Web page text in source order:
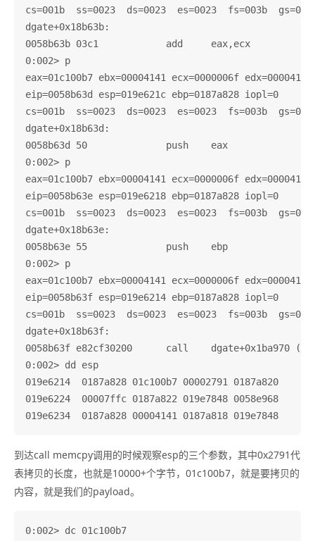
cs=001b  ss=0023  ds=0023  es=0023  fs=003b
dgate+0x18b63b:
0058b63b 03c1            add     eax,ecx
0:002> p
eax=01c100b7 ebx=00004141 ecx=0000006f
eip=0058b63d esp=019e621c ebp=0187a828 iopl=0
cs=001b  ss=0023  ds=0023  es=0023  fs=003b
dgate+0x18b63d:
0058b63d 50              push    eax
0:002> p
eax=01c100b7 ebx=00004141 ecx=0000006f
eip=0058b63e esp=019e6218 ebp=0187a828 iopl=0
cs=001b  ss=0023  ds=0023  es=0023  fs=003b
dgate+0x18b63e:
0058b63e 55              push    ebp
0:002> p
eax=01c100b7 ebx=00004141 ecx=0000006f
eip=0058b63f esp=019e6214 ebp=0187a828 iopl=0
cs=001b  ss=0023  ds=0023  es=0023  fs=003b
dgate+0x18b63f:
0058b63f e82cf30200      call    dgate+0x1ba970
0:002> dd esp
019e6214  0187a828 01c100b7 00002791 0187a820
019e6224  00007ffc 0187a822 019e7848 0058e968
到达call memcpy调用的时候观察esp的三个参数，其中0x2791代
表拷贝的长度，也就是10000+个字节，01c100b7，就是要拷贝的
内容，就是我们的payload。
0:002> dc 01c100b7